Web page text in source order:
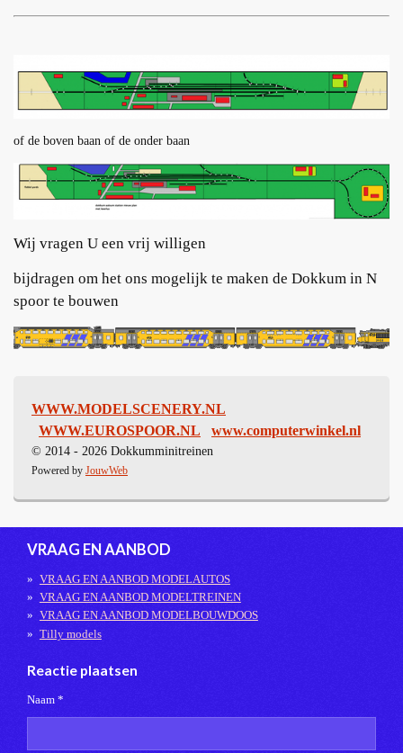
of de boven baan of de onder baan
Wij vragen U een vrij willigen
bijdragen om het ons mogelijk te maken de Dokkum in N
spoor te bouwen
WWW.MODELSCENERY.NL
WWW.EUROSPOOR.NL
www.computerwinkel.nl
© 2014 - 2026 Dokkumminitreinen
Powered by JouwWeb
VRAAG EN AANBOD
VRAAG EN AANBOD MODELAUTOS
VRAAG EN AANBOD MODELTREINEN
VRAAG EN AANBOD MODELBOUWDOOS
Tilly models
Reactie plaatsen
Naam *